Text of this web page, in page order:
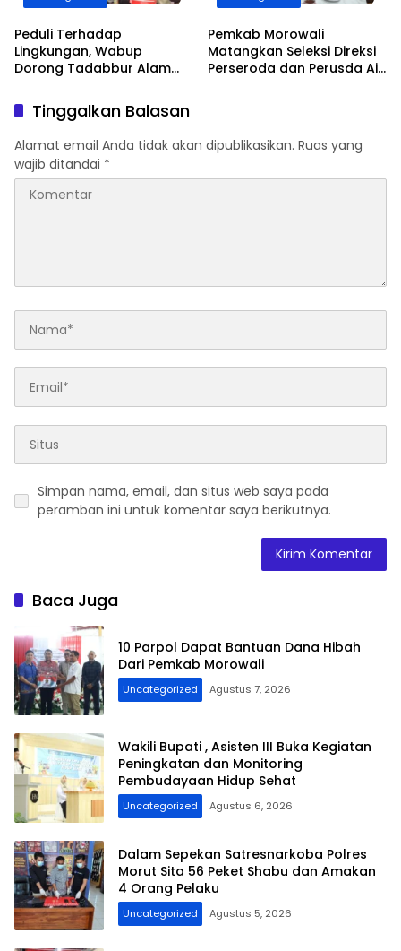
Peduli Terhadap
Lingkungan, Wabup
Dorong Tadabbur Alam
Tahunan
Pemkab Morowali
Matangkan Seleksi Direksi
Perseroda dan Perusda Air
Tinggalkan Balasan
Alamat email Anda tidak akan dipublikasikan. Ruas yang
wajib ditandai *
Simpan nama, email, dan situs web saya pada
peramban ini untuk komentar saya berikutnya.
Baca Juga
10 Parpol Dapat Bantuan Dana Hibah
Dari Pemkab Morowali
Uncategorized Agustus 7, 2026
Wakili Bupati , Asisten III Buka Kegiatan
Peningkatan dan Monitoring
Pembudayaan Hidup Sehat
Uncategorized Agustus 6, 2026
Dalam Sepekan Satresnarkoba Polres
Morut Sita 56 Peket Shabu dan Amakan
4 Orang Pelaku
Uncategorized Agustus 5, 2026